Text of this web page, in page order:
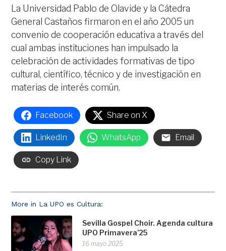
More in La UPO es Cultura:
Sevilla Gospel Choir. Agenda cultura
UPO Primavera’25
16 mayo 2025
La Universidad Pablo de Olavide y la Cátedra
General Castaños firmaron en el año 2005 un
convenio de cooperación educativa a través del
cual ambas instituciones han impulsado la
celebración de actividades formativas de tipo
cultural, científico, técnico y de investigación en
materias de interés común.
Facebook Share on X
LinkedIn WhatsApp Email
Copy Link